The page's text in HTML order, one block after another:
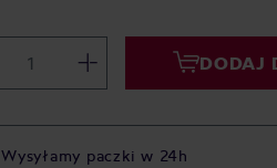
DODAJ
Wysyłamy paczki w 24h